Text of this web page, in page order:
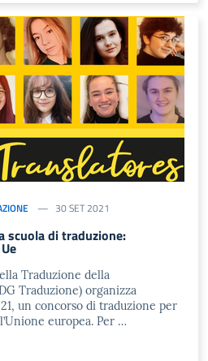
30 SET 2021
scuola di traduzione:
Traduzione della
Traduzione) organizza
un concorso di traduzione per
europea. Per …